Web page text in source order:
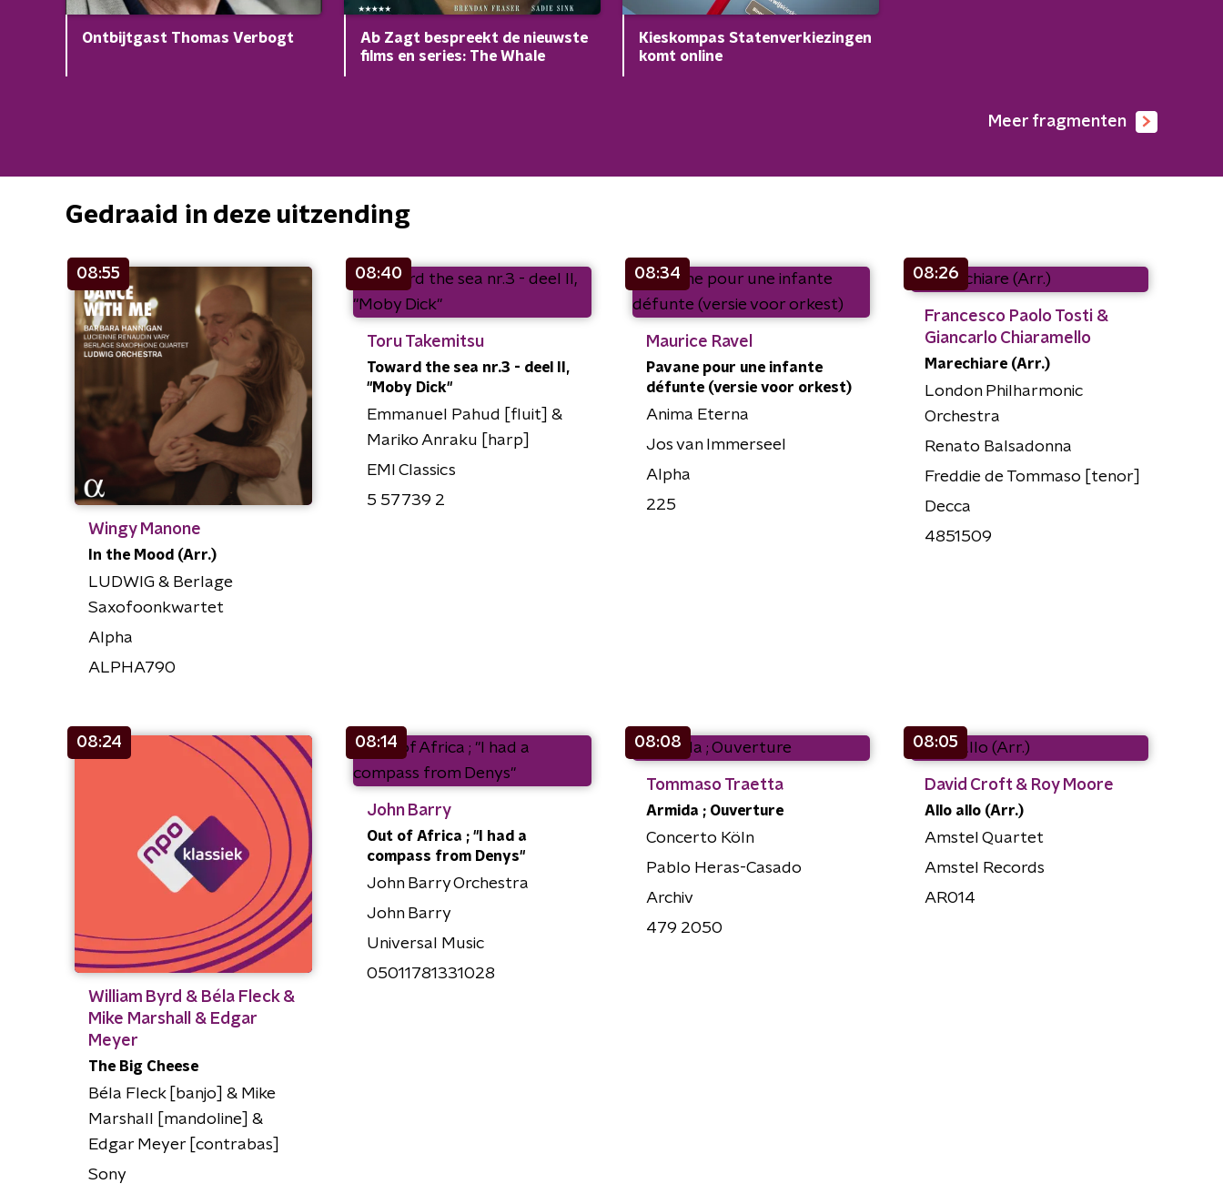
Ontbijtgast Thomas Verbogt
Ab Zagt bespreekt de nieuwste
films en series: The Whale
Kieskompas Statenverkiezingen
komt online
Meer fragmenten
Gedraaid in deze uitzending
08:55
Wingy Manone
In the Mood (Arr.)
LUDWIG & Berlage
Saxofoonkwartet
Alpha
ALPHA790
08:40
Toru Takemitsu
Toward the sea nr.3 - deel II,
"Moby Dick"
Emmanuel Pahud [fluit] &
Mariko Anraku [harp]
EMI Classics
5 57739 2
08:34
Maurice Ravel
Pavane pour une infante
défunte (versie voor orkest)
Anima Eterna
Jos van Immerseel
Alpha
225
08:26
Francesco Paolo Tosti &
Giancarlo Chiaramello
Marechiare (Arr.)
London Philharmonic
Orchestra
Renato Balsadonna
Freddie de Tommaso [tenor]
Decca
4851509
08:24
William Byrd & Béla Fleck &
Mike Marshall & Edgar
Meyer
The Big Cheese
Béla Fleck [banjo] & Mike
Marshall [mandoline] &
Edgar Meyer [contrabas]
Sony
08:14
John Barry
Out of Africa ; "I had a
compass from Denys"
John Barry Orchestra
John Barry
Universal Music
05011781331028
08:08
Tommaso Traetta
Armida ; Ouverture
Concerto Köln
Pablo Heras-Casado
Archiv
479 2050
08:05
David Croft & Roy Moore
Allo allo (Arr.)
Amstel Quartet
Amstel Records
AR014